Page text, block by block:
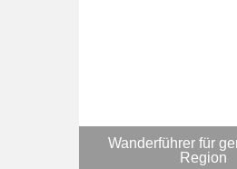
Wanderführer für
Region